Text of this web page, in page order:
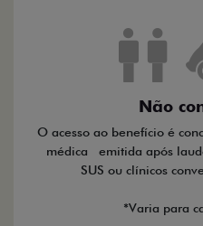
Não
O acesso ao benefício é
médica emitida após
SUS ou clínicos
*Varia para